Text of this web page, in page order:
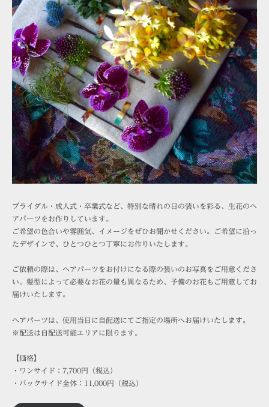
ブライダル・成人式・卒業式など、特別な晴れの日の装いを彩る、生花のヘ
アパーツをお作りしています。
ご希望の色合いや雰囲気、イメージをぜひお聞かせください。ご希望に沿っ
たデザインで、ひとつひとつ丁寧にお作りいたします。
ご依頼の際は、ヘアパーツをお付けになる際の装いのお写真をご用意くださ
い。髪型によって必要なお花の量も異なるため、予備のお花もご用意してお
届けいたします。
ヘアパーツは、使用当日に自配送にてご指定の場所へお届けいたします。
※配送は自配送可能エリアに限ります。
【価格】
・ワンサイド：7,700円（税込）
・バックサイド全体：11,000円（税込）